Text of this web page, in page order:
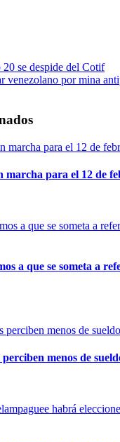
se despide del Cotif
venezolano por mina
marcha para el 12 de
a que se someta a
menos de